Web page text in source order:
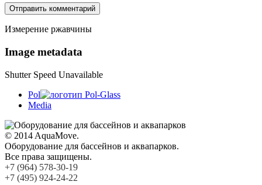
Измерение ржавчины
Image metadata
Shutter Speed Unavailable
Pol
Media
© 2014 AquaMove.
Оборудование для бассейнов и аквапарков.
Все права защищены.
+7 (964) 578-30-19
+7 (495) 924-24-22